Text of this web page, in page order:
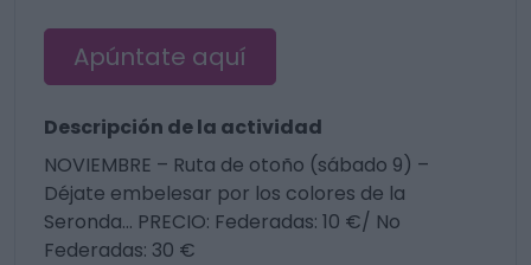
Apúntate aquí
Descripción de la actividad
NOVIEMBRE – Ruta de otoño (sábado 9) –
Déjate embelesar por los colores de la
Seronda… PRECIO: Federadas: 10 €/ No
Federadas: 30 €